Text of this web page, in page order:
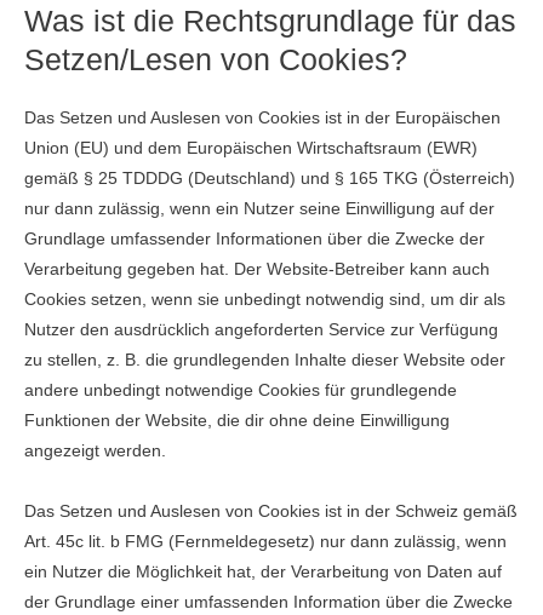
Was ist die Rechtsgrundlage für das
Setzen/Lesen von Cookies?
Das Setzen und Auslesen von Cookies ist in der Europäischen
Union (EU) und dem Europäischen Wirtschaftsraum (EWR)
gemäß § 25 TDDDG (Deutschland) und § 165 TKG (Österreich)
nur dann zulässig, wenn ein Nutzer seine Einwilligung auf der
Grundlage umfassender Informationen über die Zwecke der
Verarbeitung gegeben hat. Der Website-Betreiber kann auch
Cookies setzen, wenn sie unbedingt notwendig sind, um dir als
Nutzer den ausdrücklich angeforderten Service zur Verfügung
zu stellen, z. B. die grundlegenden Inhalte dieser Website oder
andere unbedingt notwendige Cookies für grundlegende
Funktionen der Website, die dir ohne deine Einwilligung
angezeigt werden.
Das Setzen und Auslesen von Cookies ist in der Schweiz gemäß
Art. 45c lit. b FMG (Fernmeldegesetz) nur dann zulässig, wenn
ein Nutzer die Möglichkeit hat, der Verarbeitung von Daten auf
der Grundlage einer umfassenden Information über die Zwecke